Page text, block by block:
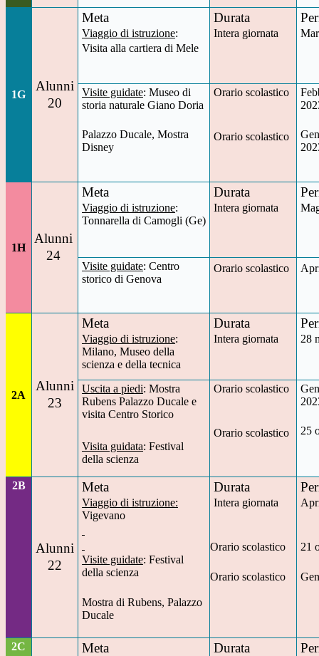
1G
Alunni
20
Meta
Viaggio di istruzione:
Visita alla cartiera di Mele
Durata
Intera giornata
Visite guidate: Museo di
storia naturale Giano Doria
Palazzo Ducale, Mostra
Disney
Orario scolastico
Orario scolastico
1H
Alunni
24
Meta
Viaggio di istruzione:
Tonnarella di Camogli (Ge)
Durata
Intera giornata
Visite guidate: Centro
storico di Genova
Orario scolastico
2A
Alunni
23
Meta
Viaggio di istruzione:
Milano, Museo della
scienza e della tecnica
Durata
Intera giornata 28
Uscita a piedi: Mostra
Rubens Palazzo Ducale e
visita Centro Storico
Visita guidata: Festival
della scienza
Orario scolastico
Orario scolastico 25
2B
Alunni
22
Meta
Viaggio di istruzione:
Vigevano
Visite guidate: Festival
della scienza
Mostra di Rubens, Palazzo
Ducale
Durata
Intera giornata
Orario scolastico
Orario scolastico
21
2C Meta Durata